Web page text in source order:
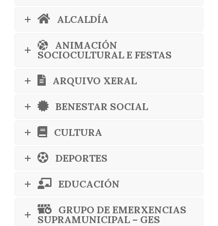
ALCALDÍA
ANIMACIÓN
SOCIOCULTURAL E FESTAS
ARQUIVO XERAL
BENESTAR SOCIAL
CULTURA
DEPORTES
EDUCACIÓN
GRUPO DE EMERXENCIAS
SUPRAMUNICIPAL – GES